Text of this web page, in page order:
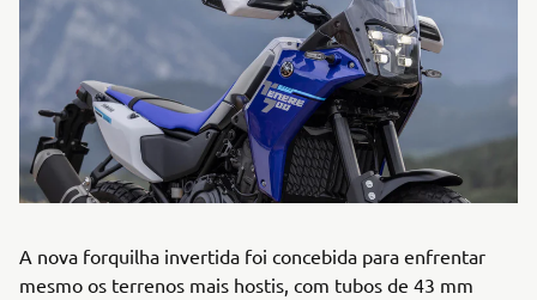
A nova forquilha invertida foi concebida para enfrentar
mesmo os terrenos mais hostis, com tubos de 43 mm